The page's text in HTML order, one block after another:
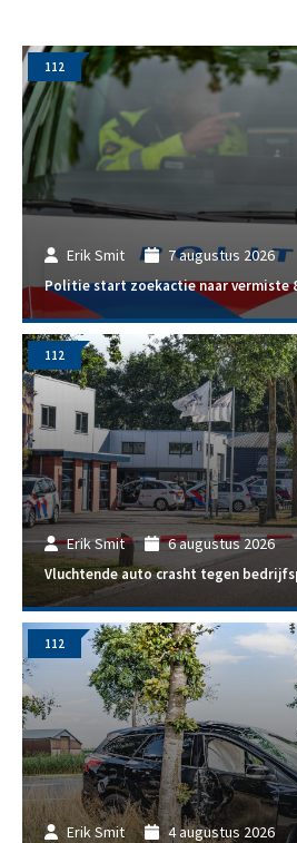
Erik Smit 7 augustus 2026
Politie start zoekactie naar vermiste
112
Erik Smit 6 augustus 2026
Vluchtende auto crasht tegen
112
Erik Smit 4 augustus 2026
112